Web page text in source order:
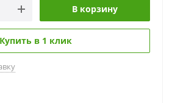
В корзину
Купить в 1 клик